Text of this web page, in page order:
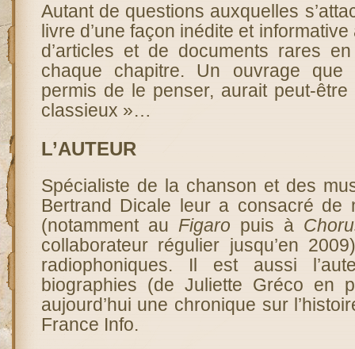
Autant de questions auxquelles
livre d’une façon inédite et
d’articles et de documents rares
chaque chapitre. Un ouvrage que
permis de le penser, aurait peut-
classieux »…
L’AUTEUR
Spécialiste de la chanson et des
Bertrand Dicale leur a consacré de
(notamment au Figaro puis à
collaborateur régulier jusqu’en
radiophoniques. Il est aussi
biographies (de Juliette Gréco en
aujourd’hui une chronique sur
France Info.